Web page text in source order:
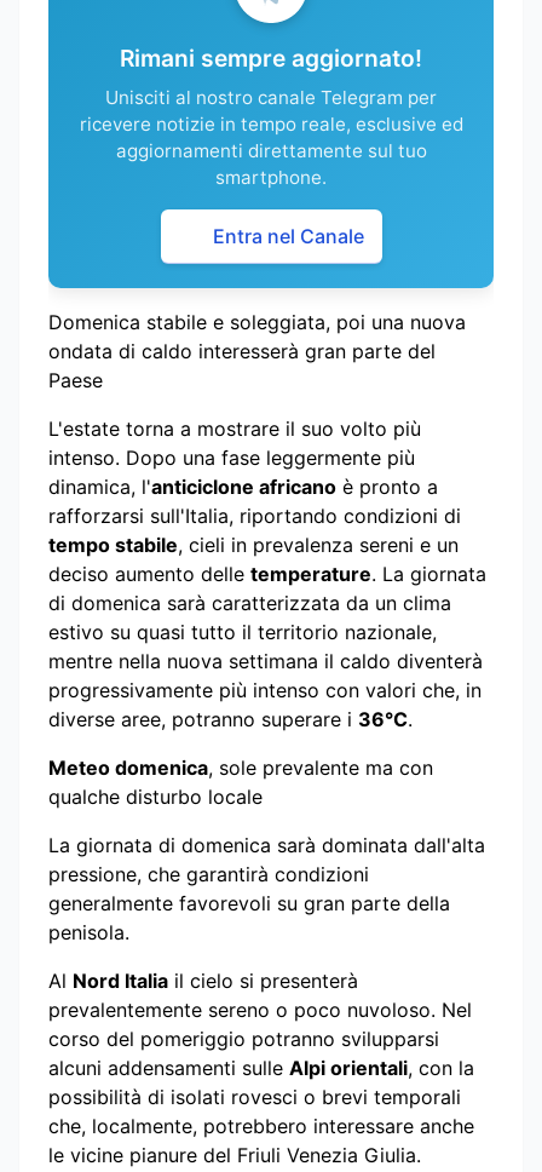
Rimani sempre aggiornato!
Unisciti al nostro canale Telegram per
ricevere notizie in tempo reale, esclusive ed
aggiornamenti direttamente sul tuo
smartphone.
Entra nel Canale
Domenica stabile e soleggiata, poi una nuova
ondata di caldo interesserà gran parte del
Paese
L'estate torna a mostrare il suo volto più
intenso. Dopo una fase leggermente più
dinamica, l'anticiclone africano è pronto a
rafforzarsi sull'Italia, riportando condizioni di
tempo stabile, cieli in prevalenza sereni e un
deciso aumento delle temperature. La giornata
di domenica sarà caratterizzata da un clima
estivo su quasi tutto il territorio nazionale,
mentre nella nuova settimana il caldo diventerà
progressivamente più intenso con valori che, in
diverse aree, potranno superare i 36°C.
Meteo domenica, sole prevalente ma con
qualche disturbo locale
La giornata di domenica sarà dominata dall'alta
pressione, che garantirà condizioni
generalmente favorevoli su gran parte della
penisola.
Al Nord Italia il cielo si presenterà
prevalentemente sereno o poco nuvoloso. Nel
corso del pomeriggio potranno svilupparsi
alcuni addensamenti sulle Alpi orientali, con la
possibilità di isolati rovesci o brevi temporali
che, localmente, potrebbero interessare anche
le vicine pianure del Friuli Venezia Giulia.